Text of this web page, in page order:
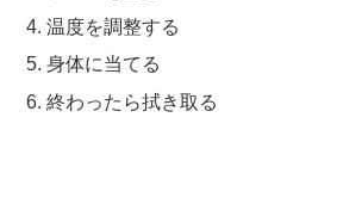
温度を調整する
身体に当てる
終わったら拭き取る